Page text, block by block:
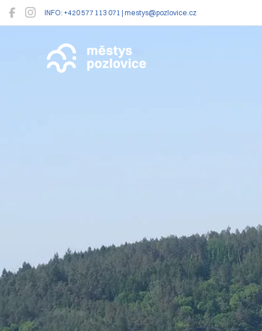
INFO: +420 577 113 071 | mestys@pozlovice.cz
Pozlovice